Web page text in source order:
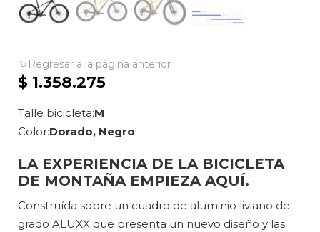
Regresar a la página anterior
$ 1.358.275
LA EXPERIENCIA DE LA BICICLETA
DE MONTAÑA EMPIEZA AQUÍ.
Construída sobre un cuadro de aluminio liviano de
grado ALUXX que presenta un nuevo diseño y las
Talle bicicleta M
Color Dorado, Negro